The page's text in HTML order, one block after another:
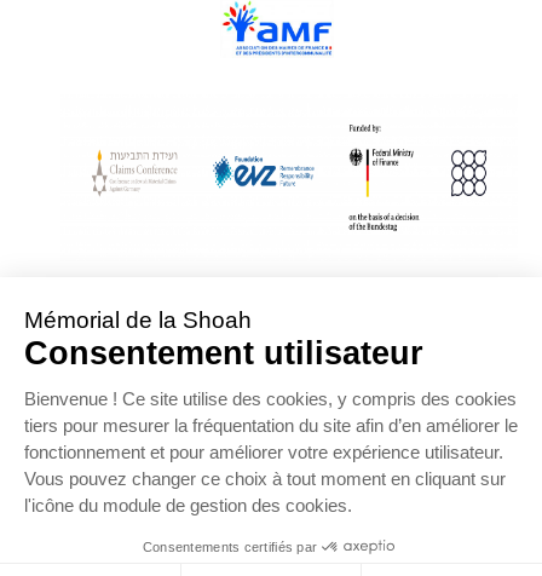
With Assistance from the Conference on Jewish Material Claims Against
Sponsored by the Foundation « Remembrance, Responsibility and Future »
Supported by the German Federal Ministry of Finance
OFFRE D’EMPLOI NOS PARTENAIRES
ESPACE PRESSE
MENTIONS LÉGALES
DONNÉES PERSONNELLES
COOKIES